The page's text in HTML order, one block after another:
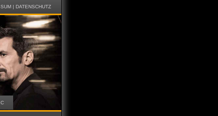
| DATENSCHUTZ